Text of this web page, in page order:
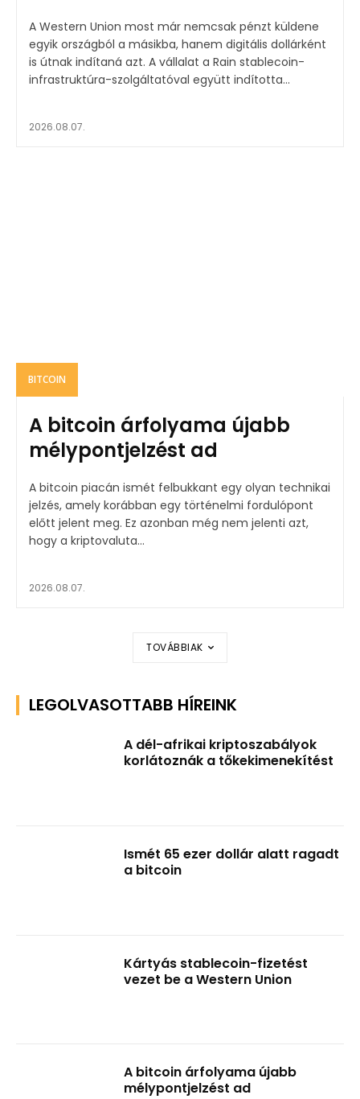
A Western Union most már nemcsak pénzt küldene
egyik országból a másikba, hanem digitális dollárként
is útnak indítaná azt. A vállalat a Rain stablecoin-
infrastruktúra-szolgáltatóval együtt indította...
2026.08.07.
BITCOIN
A bitcoin árfolyama újabb
mélypontjelzést ad
A bitcoin piacán ismét felbukkant egy olyan technikai
jelzés, amely korábban egy történelmi fordulópont
előtt jelent meg. Ez azonban még nem jelenti azt,
hogy a kriptovaluta...
2026.08.07.
TOVÁBBIAK
LEGOLVASOTTABB HÍREINK
A dél-afrikai kriptoszabályok
korlátoznák a tőkekimenekítést
Ismét 65 ezer dollár alatt ragadt
a bitcoin
Kártyás stablecoin-fizetést
vezet be a Western Union
A bitcoin árfolyama újabb
mélypontjelzést ad